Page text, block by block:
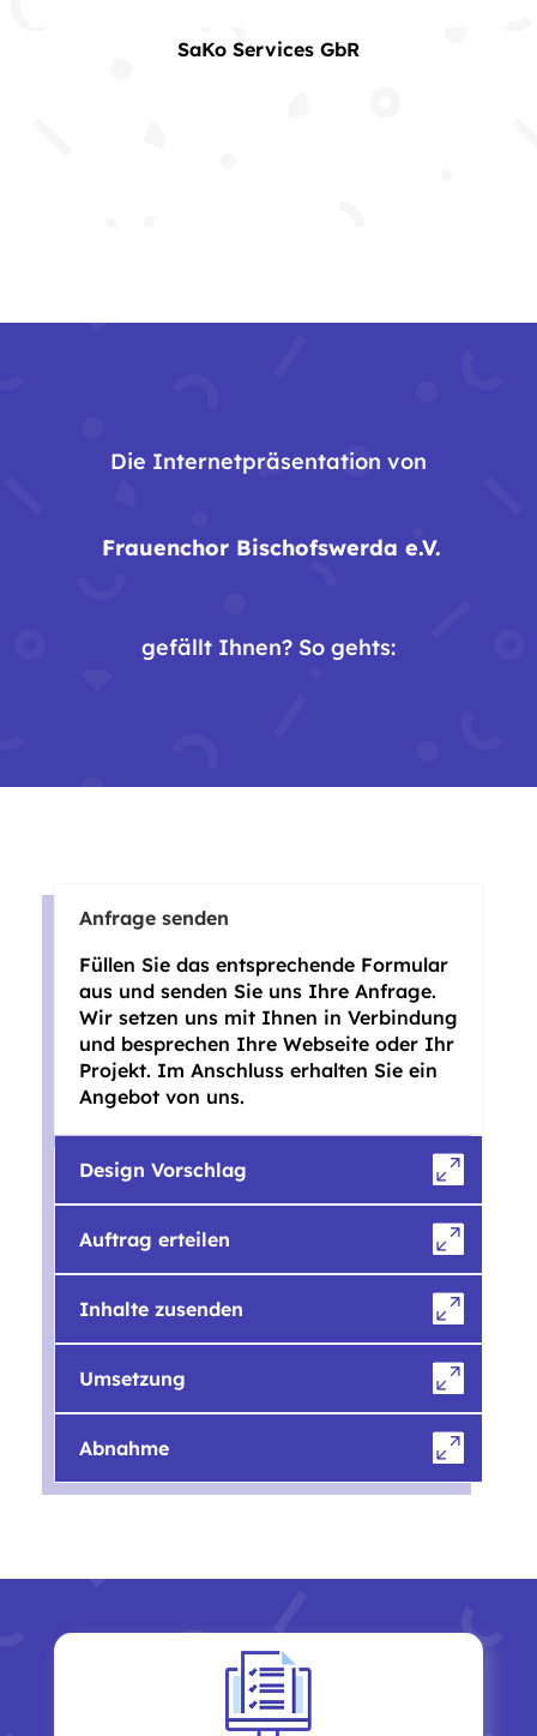
SaKo Services GbR
Die Internetpräsentation von
Frauenchor Bischofswerda e.V.
gefällt Ihnen? So gehts:
Anfrage senden
Füllen Sie das entsprechende Formular
aus und senden Sie uns Ihre Anfrage.
Wir setzen uns mit Ihnen in Verbindung
und besprechen Ihre Webseite oder Ihr
Projekt. Im Anschluss erhalten Sie ein
Angebot von uns.
Design Vorschlag
Auftrag erteilen
Inhalte zusenden
Umsetzung
Abnahme